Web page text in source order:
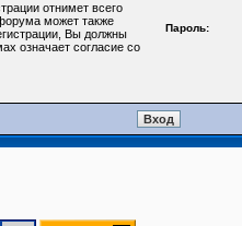
отнимет всего
может также
Вы должны
означает согласие со
Пароль: